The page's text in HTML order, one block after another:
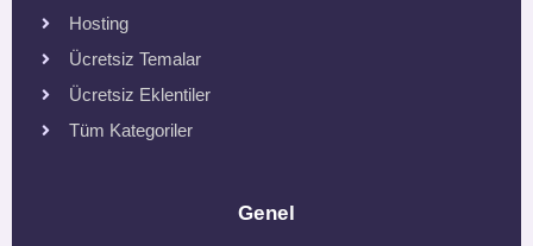
Hosting
Ücretsiz Temalar
Ücretsiz Eklentiler
Tüm Kategoriler
Genel